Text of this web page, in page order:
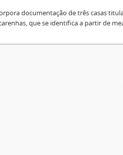
documentação de três casas
que se identifica a partir de